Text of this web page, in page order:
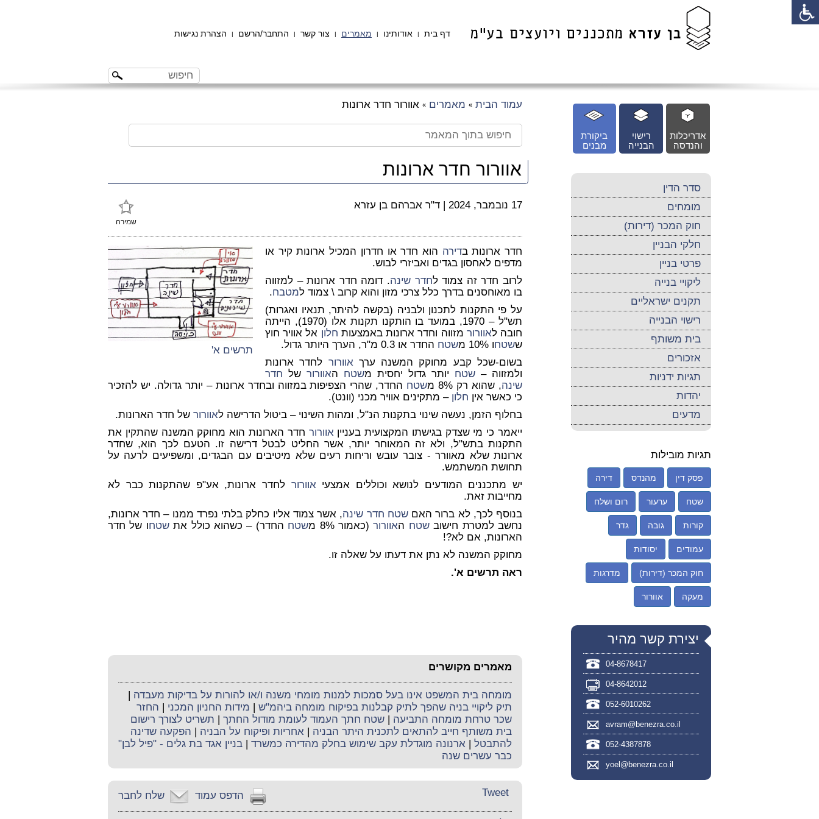
דף בית | אודותינו | מאמרים | צור קשר | התחבר/הרשם | הצהרת נגישות
עמוד הבית » מאמרים » אוורור חדר ארונות
אוורור חדר ארונות
שמירה
17 נובמבר, 2024 | ד"ר אברהם בן עזרא
תרשים א'
חדר ארונות בדירה הוא חדר או חדרון המכיל ארונות קיר או
מדפים לאחסון בגדים ואביזרי לבוש.
לרוב חדר זה צמוד לחדר שינה. דומה חדר ארונות – למזווה
בו מאוחסנים בדרך כלל צרכי מזון והוא קרוב \ צמוד למטבח.
על פי התקנות לתכנון ולבניה (בקשה להיתר, תנאיו ואגרות)
תש"ל – 1970, במועד בו הותקנו תקנות אלו (1970), הייתה
חובה לאוורור מזווה וחדר ארונות באמצעות חלון אל אוויר חוץ
ששטחו 10% מ שטח החדר או 0.3 מ"ר, הערך היותר גדול.
בשום-שכל קבע מחוקק המשנה ערךאוורור לחדר ארונות
ולמזווה – שטח יותר גדול יחסית משטח האוורור של חדר
שינה, שהוא רק 8% מ שטח החדר, שהרי הצפיפות במזווה ובחדר ארונות – יותר גדולה. יש להזכיר
כי כאשר אין חלון – מתקינים אוויר מכני (וונט).
בחלוף הזמן, נעשה שינוי בתקנות הנ"ל, ומהות השינוי – ביטול הדרישה לאוורור של חדר הארונות.
ייאמר כי מי שצדק בגישתו המקצועית בענייןאוורור חדר הארונות הוא מחוקק המשנה שהתקין את
התקנות בתש"ל, ולא זה המאוחר יותר, אשר החליט לבטל דרישה זו. הטעם לכך הוא, שחדר
ארונות שלא מאוורר - צובר עובש וריחות רעים שלא מיטיבים עם הבגדים, ומשפיעים לרעה על
תחושת המשתמש.
יש מתכננים המודעים לנושא וכוללים אמצעיאוורור לחדר ארונות, אע"פ שהתקנות כבר לא
מחייבות זאת.
בנוסף לכך, לא ברור האםשטח חדר שינה, אשר צמוד אליו כחלק בלתי נפרד ממנו – חדר ארונות,
נחשב למטרת חישובשטח האוורור(כאמור 8% מ שטח החדר) – כשהוא כולל אתשטחו של חדר
הארונות, אם לא?!
מחוקק המשנה לא נתן את דעתו על שאלה זו.
ראה תרשים א'.
מאמרים מקושרים
מומחה בית המשפט אינו בעל סמכות למנות מומחי משנה ו/או להורות על בדיקות מעבדה |
תיק ליקויי בניה שהפך לתיק קבלנות בפיקוח מומחה ביהמ"ש | מידות החניון המכני | החזר
שכר טרחת מומחה התביעה | שטח חתך העמוד לעומת מודול החתך | תשריט לצורך רישום
בית משותף חייב להתאים לתכנית היתר הבניה | אחריות ופיקוח על הבניה | הפקעה שדינה
להתבטל | ארנונה מוגדלת עקב שימוש בחלק מהדירה כמשרד | בניין אגד בת גלים - "פיל לבן"
כבר עשרים שנה
שלח לחבר הדפס עמוד Tweet
ביקורת
מבנים
רישוי
הבנייה
אדריכלות
והנדסה
סדר הדין
מומחים
חוק המכר (דירות)
חלקי הבניין
פרטי בניין
ליקויי בנייה
תקנים ישראליים
רישוי הבנייה
בית משותף
אזכורים
תגיות ידניות
יהדות
מדעים
תגיות מובילות
פסק דין מהנדס דירה
שטח ערעור רום ושלח
קורות גובה גדר
עמודים יסודות
חוק המכר (דירות) מדרגות
מעקה אוורור
יצירת קשר מהיר
04-8678417
04-8642012
052-6010262
avram@benezra.co.il
052-4387878
yoel@benezra.co.il